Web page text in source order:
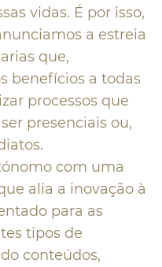
vidas. É por isso,
a estreia
que,
benefícios a todas
processos que
presenciais ou,
com uma
alia a inovação à
para as
tipos de
conteúdos,